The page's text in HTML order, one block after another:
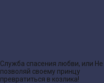
Служба спасения любви, или Не
позволяй своему принцу
превратиться в козлика!